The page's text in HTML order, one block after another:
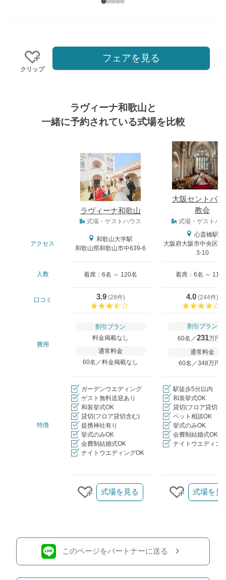
クリップ
フェアを見る
ラヴィーナ和歌山と
一緒に予約されている式場を比較
ラヴィーナ和歌山
大阪セントバ
教会
式場・ゲストハウス 式場・ゲストハ
アクセス
和歌山大学駅
和歌山県和歌山市中639-6
心斎橋駅
大阪府大阪市中央区南
3-10
人数 着席：6名 ～ 120名 着席：6名 ～ 110
口コミ 3.9(28件)
4.0 (244件)
費用
割引プラン
料金掲載なし
通常料金
60名／料金掲載なし
割引プラン
60名／231万円
通常料金
60名／348万円〜
特徴
ガーデンウエディング
ゲスト無料送迎あり
和装挙式OK
貸切(フロア貸切含む)
提携神社有り
挙式のみOK
会費制結婚式OK
ナイトウエディングOK
駅徒歩5分以内
和装挙式OK
貸切(フロア貸切含
ペット相談OK
挙式のみOK
会費制結婚式OK
ナイトウエディン
クリップする
式場を見る
クリップす
式場を見
このページをパートナーに送る